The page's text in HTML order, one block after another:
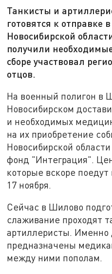
Танкисты и
готовятся к отправке
Новосибирской
получили
сборе участвовал
отцов.
На военный полигон в
Новосибирском
и необходимых
на их приобретение
Новосибирской
фонд "Интеграция".
которые вскоре
17 ноября.
Сейчас в Шилово
слаживание проходят
артиллеристы. Именно
предназначены
между ними пополам.